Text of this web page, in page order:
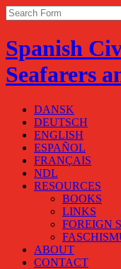
Spanish
Seafarers
DANSK
DEUTSCH
ENGLISH
ESPAÑOL
FRANÇAIS
NDL
RESOURCES
BOOKS
LINKS
FOREIGN
ABOUT
CONTACT